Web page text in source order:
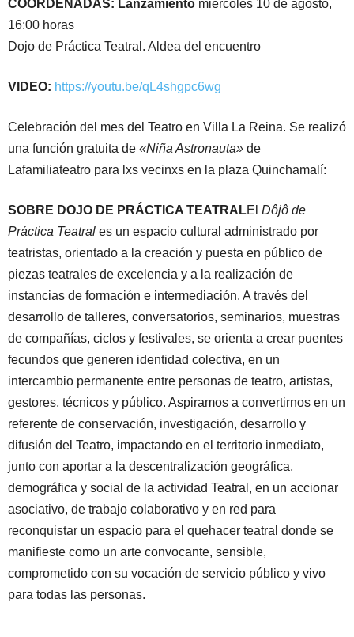
COORDENADAS: Lanzamiento miércoles 10 de agosto,
16:00 horas
Dojo de Práctica Teatral. Aldea del encuentro
VIDEO: https://youtu.be/qL4shgpc6wg
Celebración del mes del Teatro en Villa La Reina. Se realizó
una función gratuita de «Niña Astronauta» de
Lafamiliateatro para lxs vecinxs en la plaza Quinchamalí:
SOBRE DOJO DE PRÁCTICA TEATRALEl Dôjô de
Práctica Teatral es un espacio cultural administrado por
teatristas, orientado a la creación y puesta en público de
piezas teatrales de excelencia y a la realización de
instancias de formación e intermediación. A través del
desarrollo de talleres, conversatorios, seminarios, muestras
de compañías, ciclos y festivales, se orienta a crear puentes
fecundos que generen identidad colectiva, en un
intercambio permanente entre personas de teatro, artistas,
gestores, técnicos y público. Aspiramos a convertirnos en un
referente de conservación, investigación, desarrollo y
difusión del Teatro, impactando en el territorio inmediato,
junto con aportar a la descentralización geográfica,
demográfica y social de la actividad Teatral, en un accionar
asociativo, de trabajo colaborativo y en red para
reconquistar un espacio para el quehacer teatral donde se
manifieste como un arte convocante, sensible,
comprometido con su vocación de servicio público​​ y vivo
para todas las personas.